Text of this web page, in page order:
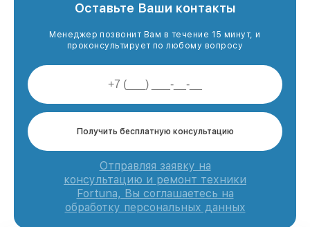
Оставьте Ваши контакты
Менеджер позвонит Вам в течение 15 минут, и
проконсультирует по любому вопросу
Получить бесплатную консультацию
Отправляя заявку на
консультацию и ремонт техники
Fortuna, Вы соглашаетесь на
обработку персональных данных